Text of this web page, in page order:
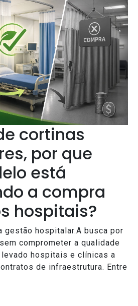
cortinas
por que
está
a compra
hospitais?
gestão hospitalar.A busca por
comprometer a qualidade
hospitais e clínicas a
de infraestrutura. Entre